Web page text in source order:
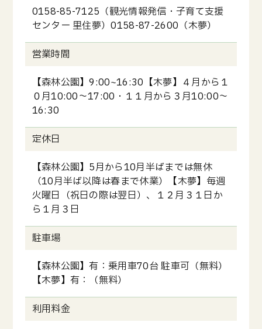
0158-85-7125（観光情報発信・子育て支援
センター 里住夢）0158-87-2600（木夢）
営業時間
【森林公園】9:00~16:30【木夢】４月から１
０月10:00～17:00・１１月から３月10:00～
16:30
定休日
【森林公園】5月から10月半ばまでは無休
（10月半ば以降は春まで休業）【木夢】毎週
火曜日（祝日の際は翌日）、１２月３１日か
ら１月３日
駐車場
【森林公園】有：乗用車70台 駐車可（無料）
【木夢】有：（無料）
利用料金